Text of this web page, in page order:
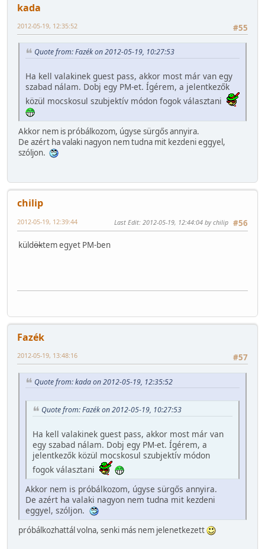
kada
#55
2012-05-19, 12:35:52
Quote from: Fazék on 2012-05-19, 10:27:53
Ha kell valakinek guest pass, akkor most már van egy
szabad nálam. Dobj egy PM-et. Ígérem, a jelentkezők
közül mocskosul szubjektív módon fogok választani
Akkor nem is próbálkozom, úgyse sürgős annyira.
De azért ha valaki nagyon nem tudna mit kezdeni eggyel,
szóljon.
chilip
#56
2012-05-19, 12:39:44 Last Edit: 2012-05-19, 12:44:04 by chilip
küldöktem egyet PM-ben
Fazék
#57
2012-05-19, 13:48:16
Quote from: kada on 2012-05-19, 12:35:52
Quote from: Fazék on 2012-05-19, 10:27:53
Ha kell valakinek guest pass, akkor most már van
egy szabad nálam. Dobj egy PM-et. Ígérem, a
jelentkezők közül mocskosul szubjektív módon
fogok választani
Akkor nem is próbálkozom, úgyse sürgős annyira.
De azért ha valaki nagyon nem tudna mit kezdeni
eggyel, szóljon.
próbálkozhattál volna, senki más nem jelenetkezett